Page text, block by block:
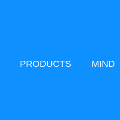
PRODUCTS MIND